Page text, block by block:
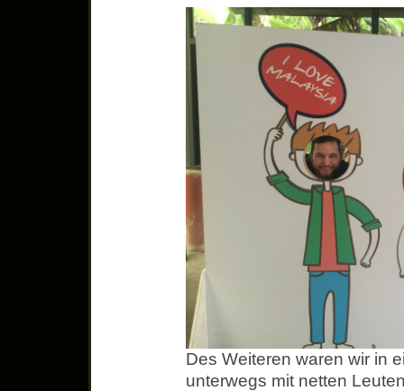
Des Weiteren waren wir in
unterwegs mit netten